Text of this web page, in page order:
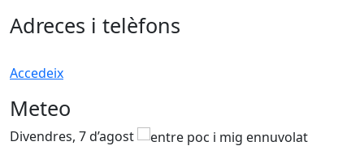
Adreces i telèfons
Accedeix
Meteo
Divendres, 7 d’agost